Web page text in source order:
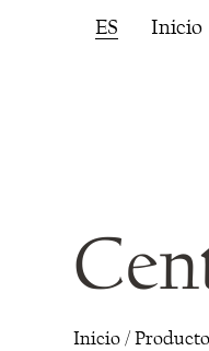
ES Inicio
Inicio/